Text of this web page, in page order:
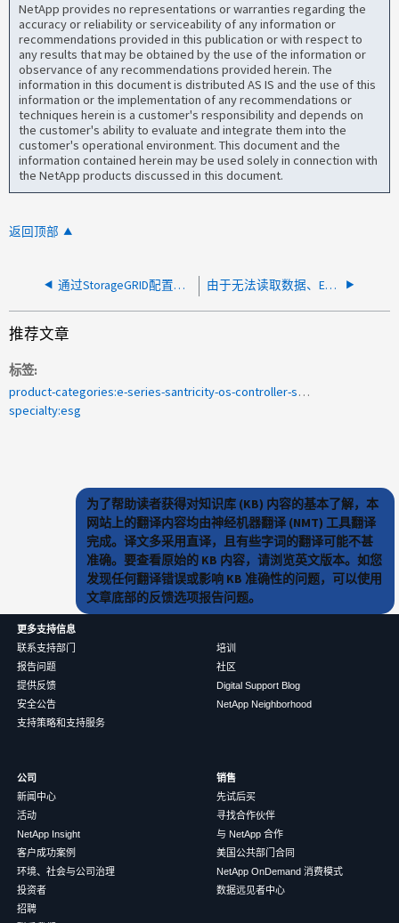
NetApp provides no representations or warranties regarding the
accuracy or reliability or serviceability of any information or
recommendations provided in this publication or with respect to
any results that may be obtained by the use of the information or
observance of any recommendations provided herein. The
information in this document is distributed AS IS and the use of this
information or the implementation of any recommendations or
techniques herein is a customer's responsibility and depends on
the customer's ability to evaluate and integrate them into the
customer's operational environment. This document and the
information contained herein may be used solely in connection with
the NetApp products discussed in this document.
返回顶部
通过StorageGRID配置时、无法发送E系列AutoSupport软件包 由于无法读取数据、E系列CommVault备份失败
推荐文章
标签
product-categories:e-series-santricity-os-controller-software
specialty:esg
为了帮助读者获得对知识库 (KB) 内容的基本了解，本
网站上的翻译内容均由神经机器翻译 (NMT) 工具翻译
完成。译文多采用直译，且有些字词的翻译可能不甚
准确。要查看原始的 KB 内容，请浏览英文版本。如您
发现任何翻译错误或影响 KB 准确性的问题，可以使用
文章底部的反馈选项报告问题。
更多支持信息
联系支持部门
报告问题
提供反馈
安全公告
支持策略和支持服务
培训
社区
Digital Support Blog
NetApp Neighborhood
公司
新闻中心
活动
NetApp Insight
客户成功案例
环境、社会与公司治理
投资者
招聘
销售
先试后买
寻找合作伙伴
与 NetApp 合作
美国公共部门合同
NetApp OnDemand 消费模式
数据远见者中心